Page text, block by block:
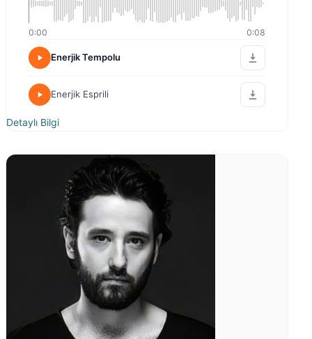
0:00 0:08
Enerjik Tempolu
Enerjik Esprili
Detaylı Bilgi